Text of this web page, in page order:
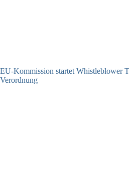
EU-Kommission startet Whistleblower
Verordnung